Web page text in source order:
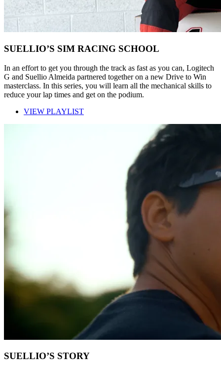
SUELLIO’S SIM RACING SCHOOL
In an effort to get you through the track as fast as you can, Logitech
G and Suellio Almeida partnered together on a new Drive to Win
masterclass. In this series, you will learn all the mechanical skills to
reduce your lap times and get on the podium.
VIEW PLAYLIST
SUELLIO’S STORY